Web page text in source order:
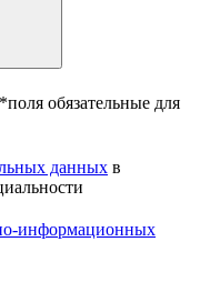
*поля обязательные для
данных в
информационных